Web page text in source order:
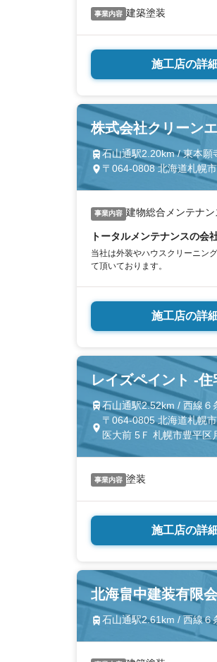
事業内容 建築塗装
施工店の詳
株式会社クリーン
石山通駅2.20km / 東本願
〒064-0808 北海道札幌
事業内容 建物総合メンテナン
トータルメンテナンスの会
当社は外装やハウスクリーニン
て頂いております。
施工店の詳
レイズペイント -
石山通駅2.52km / 西線６
〒064-0805 北海道札幌
医大前 5Ｆ 札幌市豊平区
事業内容 塗装
施工店の詳
北海畠中建装有限
石山通駅2.61km / 西線６